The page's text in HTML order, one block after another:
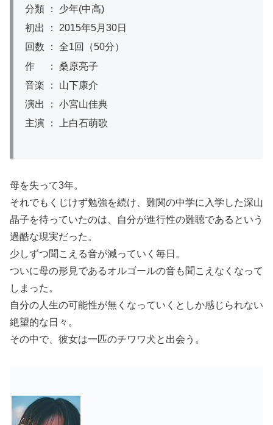
分類 ： 少年(中高)
初出 ： 2015年5月30日
回数 ： 全1回（50分）
作 ： 桑原亮子
音楽 ： 山下康介
演出 ： 小宮山佳典
主演 ： 上白石萌歌
母を失って3年。
それでもくじけず勉強を続け、難関の中学に入学した深山
晶子を待っていたのは、自分が進行性の難聴であるという
過酷な現実だった。
少しずつ聞こえる音が減っていく毎日。
ついに母の形見であるオルゴールの音も聞こえなくなって
しまった。
自分の人生の可能性が無くなっていくとしか感じられない
絶望的な日々。
その中で、彼女は一匹のチワワ犬と出会う。